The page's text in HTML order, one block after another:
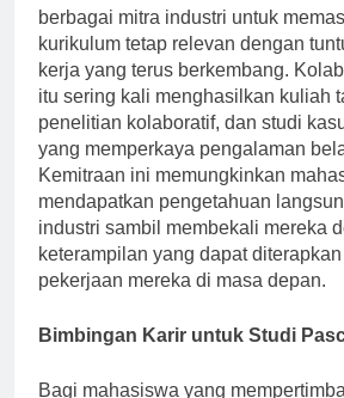
Universitas secara aktif
berbagai mitra industri untuk
kurikulum tetap relevan dengan
kerja yang terus berkembang.
itu sering kali menghasilkan kuliah
penelitian kolaboratif, dan studi
yang memperkaya pengalaman
Kemitraan ini memungkinkan
mendapatkan pengetahuan
industri sambil membekali mereka
keterampilan yang dapat diterapkan